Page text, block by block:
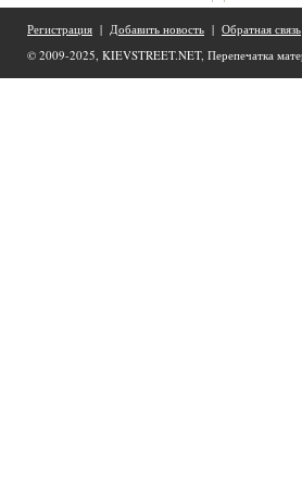
Регистрация | Добавить новость | Обратная связь
© 2009-2025, KIEVSTREET.NET, Перепечатка